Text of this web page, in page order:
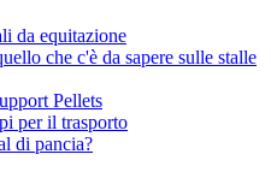
da equitazione
che c'è da sapere sulle stalle
Pellets
per il trasporto
di pancia?